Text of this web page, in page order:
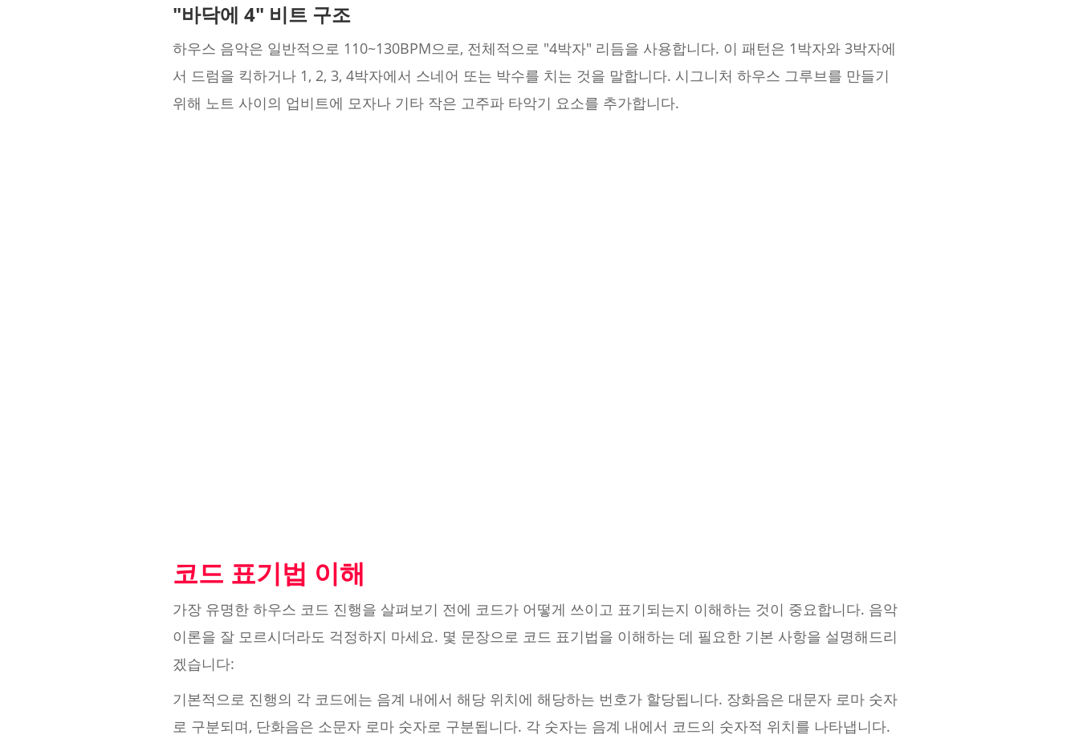
"바닥에 4" 비트 구조
하우스 음악은 일반적으로 110~130BPM으로, 전체적으로 "4박자" 리듬을 사용합니다. 이 패턴은 1박자와 3박자에
서 드럼을 킥하거나 1, 2, 3, 4박자에서 스네어 또는 박수를 치는 것을 말합니다. 시그니처 하우스 그루브를 만들기
위해 노트 사이의 업비트에 모자나 기타 작은 고주파 타악기 요소를 추가합니다.
코드 표기법 이해
가장 유명한 하우스 코드 진행을 살펴보기 전에 코드가 어떻게 쓰이고 표기되는지 이해하는 것이 중요합니다. 음악
이론을 잘 모르시더라도 걱정하지 마세요. 몇 문장으로 코드 표기법을 이해하는 데 필요한 기본 사항을 설명해드리
겠습니다:
기본적으로 진행의 각 코드에는 음계 내에서 해당 위치에 해당하는 번호가 할당됩니다. 장화음은 대문자 로마 숫자
로 구분되며, 단화음은 소문자 로마 숫자로 구분됩니다. 각 숫자는 음계 내에서 코드의 숫자적 위치를 나타냅니다.